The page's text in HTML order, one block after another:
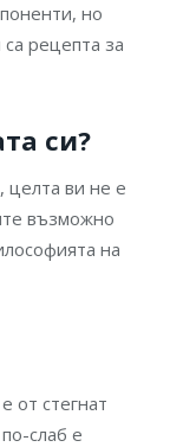
но
рецепта за
си?
целта ви не е
възможно
на
от стегнат
слаб е